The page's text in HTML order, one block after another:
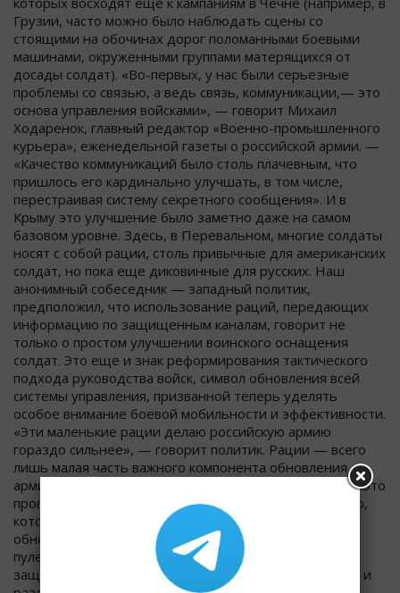
Грузии, часто можно было наблюдать сцены со
стоящими на обочинах дорог поломанными боевыми
машинами, окруженными группами матерящихся от
досады солдат). «Во-первых, у нас были серьезные
проблемы со связью, а ведь связь, коммуникации,— это
основа управления войсками», — говорит Михаил
Ходаренок, главный редактор «Военно-промышленного
курьера», еженедельной газеты о российской армии. —
«Качество коммуникаций было столь плачевным, что
пришлось его кардинально улучшать, в том числе,
перестраивая систему секретного сообщения». И в
Крыму это улучшение было заметно даже на самом
базовом уровне. Здесь, в Перевальном, многие солдаты
носят с собой рации, столь привычные для американских
солдат, но пока еще диковинные для русских. Наш
анонимный собеседник — западный политик,
предположил, что использование раций, передающих
информацию по защищенным каналам, говорит не
только о простом улучшении воинского оснащения
солдат. Это еще и знак реформирования тактического
подхода руководства войск, символ обновления всей
системы управления, призванной теперь уделять
особое внимание боевой мобильности и эффективности.
«Эти маленькие рации делаю российскую армию
гораздо сильнее», — говорит политик. Рации — всего
лишь малая часть важного компонента обновления
армии — переоснащения боевой экипировки солдат. Это
программа, известная под названием «Ратник» (слово,
которым в России называют воинов), предполагает
обновление шлемов, оснащение комбинезонов
пуленепробиваемыми пластинами, использование
защищающих от осколков бомб очков, наколенников и